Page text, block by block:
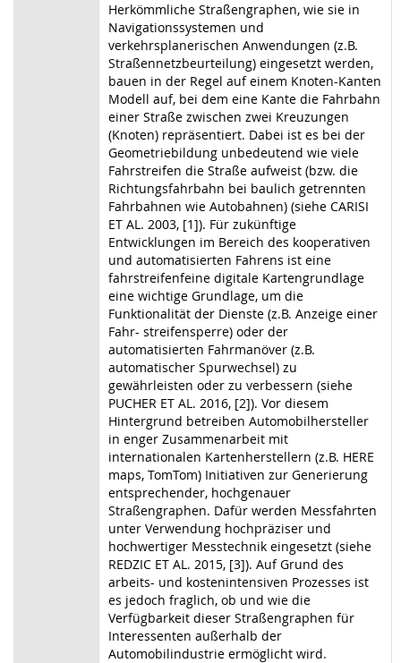
Herkömmliche Straßengraphen, wie sie in
Navigationssystemen und
verkehrsplanerischen Anwendungen (z.B.
Straßennetzbeurteilung) eingesetzt werden,
bauen in der Regel auf einem Knoten-Kanten
Modell auf, bei dem eine Kante die Fahrbahn
einer Straße zwischen zwei Kreuzungen
(Knoten) repräsentiert. Dabei ist es bei der
Geometriebildung unbedeutend wie viele
Fahrstreifen die Straße aufweist (bzw. die
Richtungsfahrbahn bei baulich getrennten
Fahrbahnen wie Autobahnen) (siehe CARISI
ET AL. 2003, [1]). Für zukünftige
Entwicklungen im Bereich des kooperativen
und automatisierten Fahrens ist eine
fahrstreifenfeine digitale Kartengrundlage
eine wichtige Grundlage, um die
Funktionalität der Dienste (z.B. Anzeige einer
Fahr- streifensperre) oder der
automatisierten Fahrmanöver (z.B.
automatischer Spurwechsel) zu
gewährleisten oder zu verbessern (siehe
PUCHER ET AL. 2016, [2]). Vor diesem
Hintergrund betreiben Automobilhersteller
in enger Zusammenarbeit mit
internationalen Kartenherstellern (z.B. HERE
maps, TomTom) Initiativen zur Generierung
entsprechender, hochgenauer
Straßengraphen. Dafür werden Messfahrten
unter Verwendung hochpräziser und
hochwertiger Messtechnik eingesetzt (siehe
REDZIC ET AL. 2015, [3]). Auf Grund des
arbeits- und kostenintensiven Prozesses ist
es jedoch fraglich, ob und wie die
Verfügbarkeit dieser Straßengraphen für
Interessenten außerhalb der
Automobilindustrie ermöglicht wird.